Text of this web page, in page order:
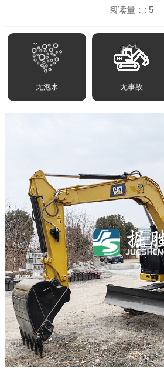
阅读量：: 5
无泡水 无事故